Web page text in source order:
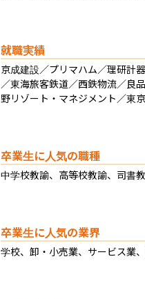
就職実績
京成建設／プリマハム／理研計
／東海旅客鉄道／西鉄物流／良
野リゾート・マネジメント／東
卒業生に人気の職種
中学校教諭、高等校教諭、司書
卒業生に人気の業界
学校、卸・小売業、サービス業